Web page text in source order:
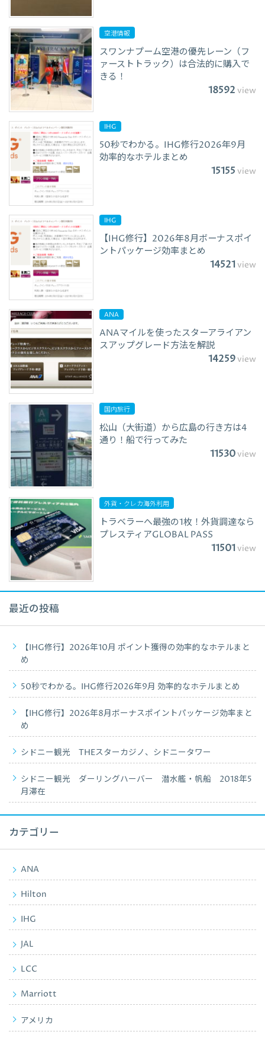
空港情報
スワンナプーム空港の優先レーン（フ
ァーストトラック）は合法的に購入で
きる！
18592 view
IHG
50秒でわかる。IHG修行2026年9月
効率的なホテルまとめ
15155 view
IHG
【IHG修行】2026年8月ボーナスポイ
ントパッケージ効率まとめ
14521view
ANA
ANAマイルを使ったスターアライアン
スアップグレード方法を解説
14259view
国内旅行
松山（大街道）から広島の行き方は4
通り！船で行ってみた
11530view
外貨・クレカ海外利用
トラベラーへ最強の1枚！外貨調達なら
プレスティアGLOBAL PASS
11501view
最近の投稿
【IHG修行】2026年10月 ポイント獲得の効率的なホテルまと
め
50秒でわかる。IHG修行2026年9月 効率的なホテルまとめ
【IHG修行】2026年8月ボーナスポイントパッケージ効率まと
め
シドニー観光 THEスターカジノ、シドニータワー
シドニー観光 ダーリングハーバー 潜水艦・帆船 2018年5
月滞在
カテゴリー
ANA
Hilton
IHG
JAL
LCC
Marriott
アメリカ